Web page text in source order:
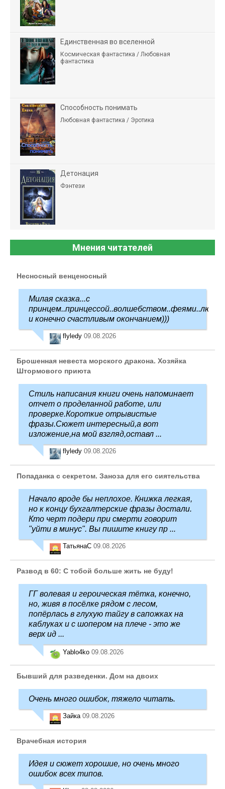
Единственная во вселенной
Космическая фантастика / Любовная
фантастика
Способность понимать
Любовная фантастика / Эротика
Детонация
Фэнтези
Мнения читателей
Несносный венценосный
Милая сказка...с
и конечно счастливым окончанием)))
flyledy 09.08.2026
Брошенная невеста морского дракона. Хозяйка
Штормового приюта
Стиль написания книги очень напоминает
отчет о проделанной работе, или
проверке.Короткие отрывистые
фразы.Сюжет интересный,а вот
изложение,на мой взгляд,оставл ...
flyledy 09.08.2026
Попаданка с секретом. Заноза для его сиятельства
Начало вроде бы неплохое. Книжка легкая,
но к концу бухгалтерские фразы достали.
Кто черт подери при смерти говорит
"уйти в минус". Вы пишите книгу пр ...
ТатьянаC 09.08.2026
Развод в 60: С тобой больше жить не буду!
ГГ волевая и героическая тётка, конечно,
но, живя в посёлке рядом с лесом,
попёрлась в глухую тайгу в сапожках на
каблуках и с шопером на плече - это же
верх ид ...
Yablo4ko 09.08.2026
Бывший для разведенки. Дом на двоих
Очень много ошибок, тяжело читать.
Зайка 09.08.2026
Врачебная история
Идея и сюжет хорошие, но очень много
ошибок всех типов.